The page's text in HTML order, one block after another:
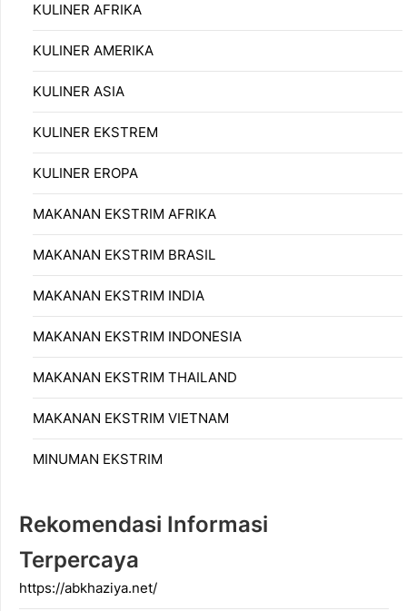
KULINER AFRIKA
KULINER AMERIKA
KULINER ASIA
KULINER EKSTREM
KULINER EROPA
MAKANAN EKSTRIM AFRIKA
MAKANAN EKSTRIM BRASIL
MAKANAN EKSTRIM INDIA
MAKANAN EKSTRIM INDONESIA
MAKANAN EKSTRIM THAILAND
MAKANAN EKSTRIM VIETNAM
MINUMAN EKSTRIM
Rekomendasi Informasi
Terpercaya
https://abkhaziya.net/